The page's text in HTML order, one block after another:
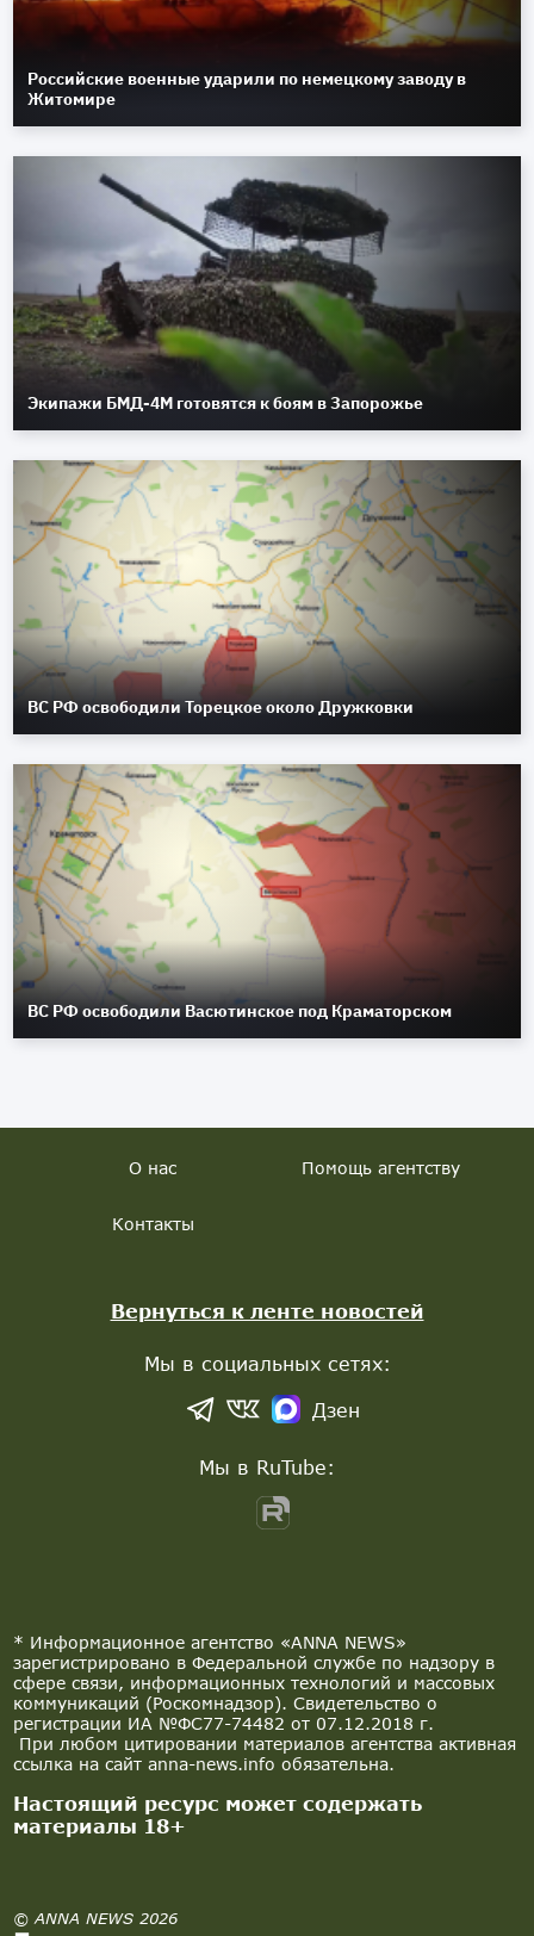
Российские военные ударили по немецкому заводу в
Житомире
Экипажи БМД-4М готовятся к боям в Запорожье
ВС РФ освободили Торецкое около Дружковки
ВС РФ освободили Васютинское под Краматорском
* Информационное агентство «ANNA NEWS»
зарегистрировано в Федеральной службе по надзору в
сфере связи, информационных технологий и массовых
коммуникаций (Роскомнадзор). Свидетельство о
регистрации ИА №ФС77-74482 от 07.12.2018 г.
При любом цитировании материалов агентства активная
ссылка на сайт anna-news.info обязательна.
Настоящий ресурс может содержать
материалы 18+
© ANNA NEWS 2026
О нас Помощь агентству
Контакты
Вернуться к ленте новостей
Мы в социальных сетях:
Дзен
Мы в RuTube: